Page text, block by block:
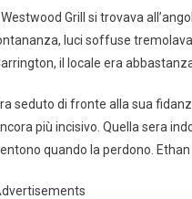
Il Westwood Grill si trovava
luci soffuse
il locale era
seduto di fronte alla sua
più incisivo. Quella sera
quando la perdono.